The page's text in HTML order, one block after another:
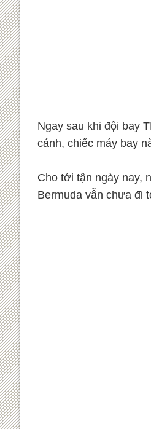
Ngay sau khi đội bay
cánh, chiếc máy bay
Cho tới tận ngày nay,
Bermuda vẫn chưa đi